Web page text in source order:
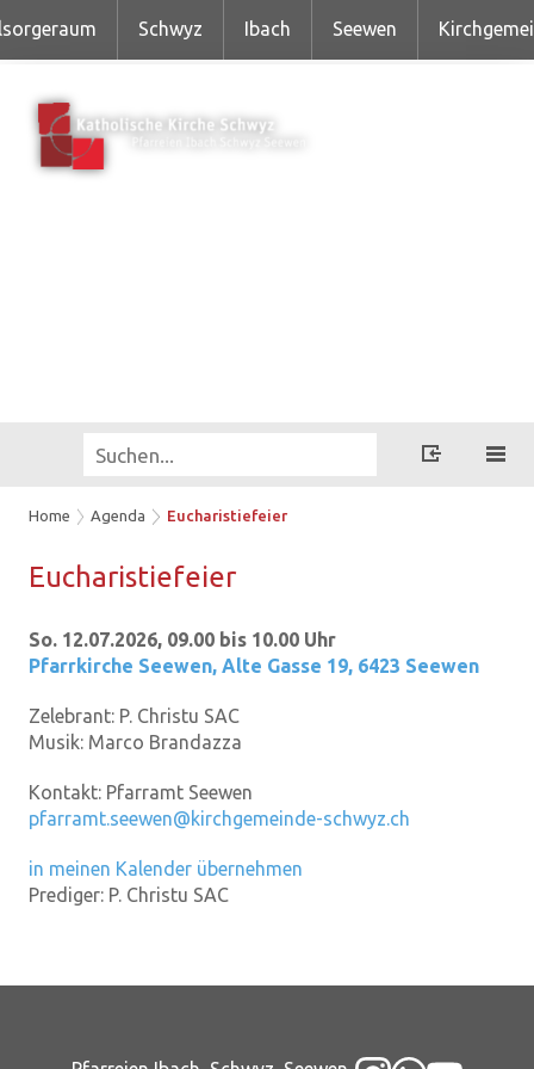
Schwyz Ibach Seewen
Home Agenda Eucharistiefeier
Eu­cha­ris­tie­fei­er
So. 12.07.2026, 09.00 bis 10.00 Uhr
Pfarrkirche Seewen, Alte Gasse 19, 6423 Seewen
Zelebrant: P. Christu SAC
Musik: Marco Brandazza
Kontakt: Pfarramt Seewen
pfarramt.seewen@kirchgemeinde-schwyz.ch
in meinen Kalender übernehmen
Prediger: P. Christu SAC